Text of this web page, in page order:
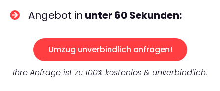
Angebot in unter 60 Sekunden:
Umzug unverbindlich anfragen!
Ihre Anfrage ist zu 100% kostenlos & unverbindlich.